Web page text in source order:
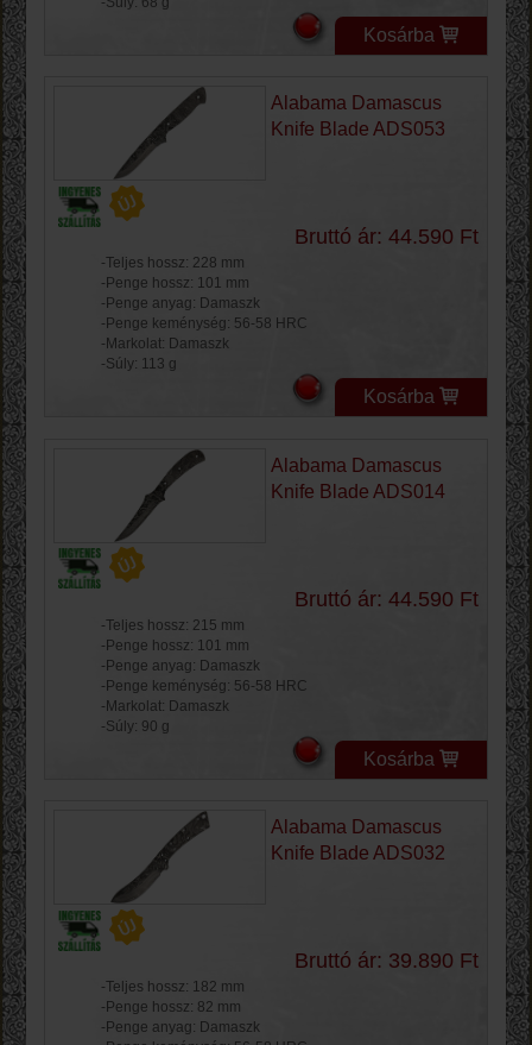
Kosárba
Alabama Damascus
Knife Blade ADS053
Bruttó ár: 44.590 Ft
-Teljes hossz: 228 mm
-Penge hossz: 101 mm
-Penge anyag: Damaszk
-Penge keménység: 56-58 HRC
-Markolat: Damaszk
-Súly: 113 g
Kosárba
Alabama Damascus
Knife Blade ADS014
Bruttó ár: 44.590 Ft
-Teljes hossz: 215 mm
-Penge hossz: 101 mm
-Penge anyag: Damaszk
-Penge keménység: 56-58 HRC
-Markolat: Damaszk
-Súly: 90 g
Kosárba
Alabama Damascus
Knife Blade ADS032
Bruttó ár: 39.890 Ft
-Teljes hossz: 182 mm
-Penge hossz: 82 mm
-Penge anyag: Damaszk